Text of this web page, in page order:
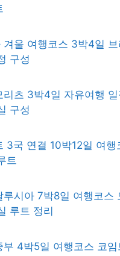
겨울 여행코스 3박4일
구성
리츠 3박4일 자유여행
구성
3국 연결 10박12일 여행
트
루시아 7박8일 여행코스
루트 정리
부 4박5일 여행코스 코